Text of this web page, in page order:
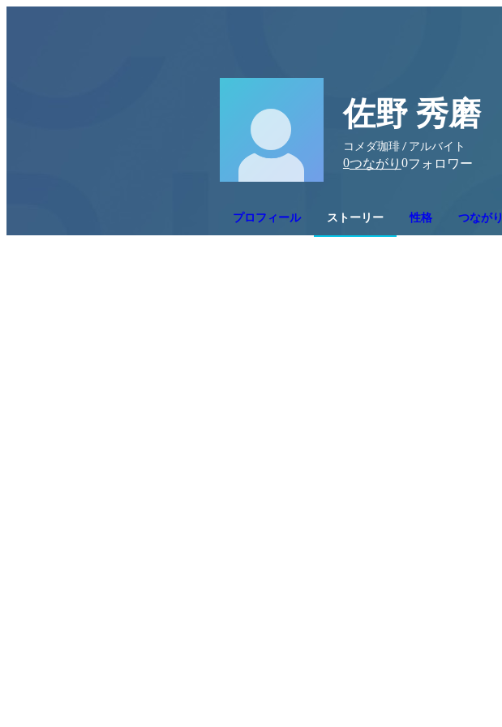
佐野 秀磨
コメダ珈琲 / アルバイト
0つながり 0フォロワー
プロフィール ストーリー 性格 つながり